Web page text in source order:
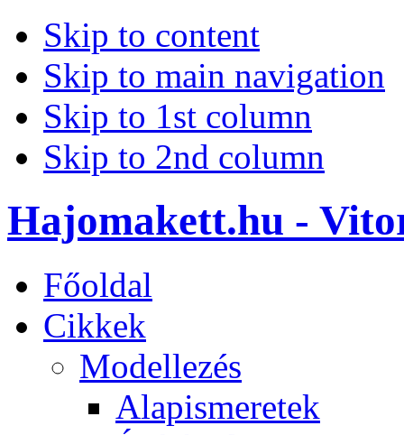
Skip to content
Skip to main navigation
Skip to 1st column
Skip to 2nd column
Hajomakett.hu -
Főoldal
Cikkek
Modellezés
Alapismeretek